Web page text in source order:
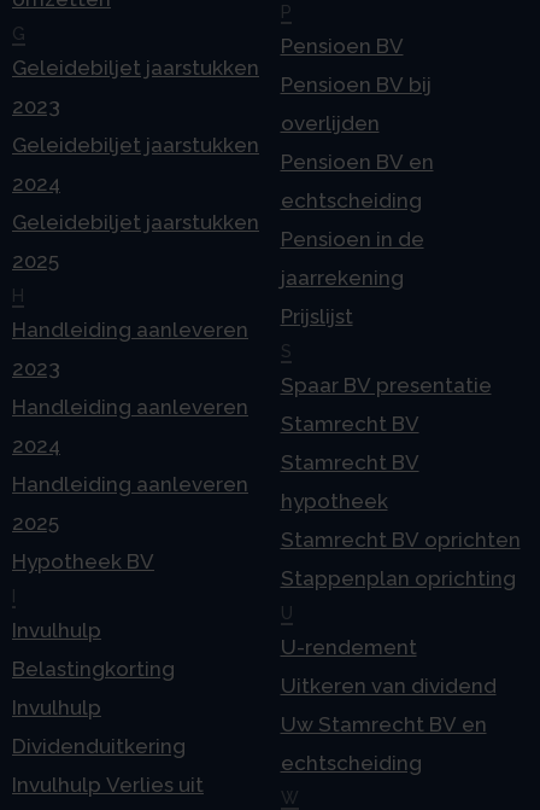
G
Geleidebiljet jaarstukken
2023
Geleidebiljet jaarstukken
2024
Geleidebiljet jaarstukken
2025
H
Handleiding aanleveren
2023
Handleiding aanleveren
2024
Handleiding aanleveren
2025
Hypotheek BV
Invulhulp
Belastingkorting
Invulhulp
Dividenduitkering
Invulhulp Verlies uit
P
Pensioen BV
Pensioen BV bij
overlijden
Pensioen BV en
echtscheiding
Pensioen in de
jaarrekening
Prijslijst
S
Spaar BV presentatie
Stamrecht BV
Stamrecht BV
hypotheek
Stamrecht BV oprichten
Stappenplan oprichting
U
U-rendement
Uitkeren van dividend
Uw Stamrecht BV en
echtscheiding
W